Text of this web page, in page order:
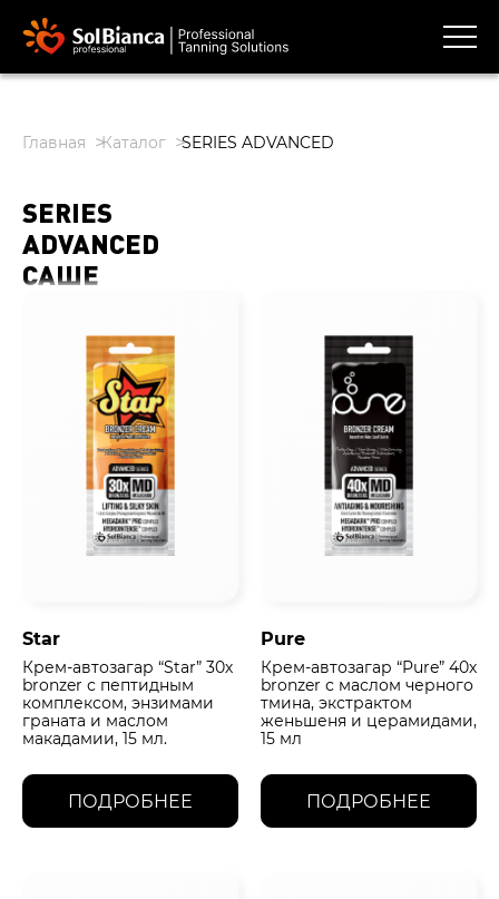
Главная Каталог SERIES ADVANCED
SERIES
ADVANCED
САШЕ
Star
Крем-автозагар “Star” 30х
bronzer с пептидным
комплексом, энзимами
граната и маслом
макадамии, 15 мл.
ПОДРОБНЕЕ
Pure
Крем-автозагар “Pure” 40х
bronzer с маслом черного
тмина, экстрактом
женьшеня и церамидами,
15 мл
ПОДРОБНЕЕ